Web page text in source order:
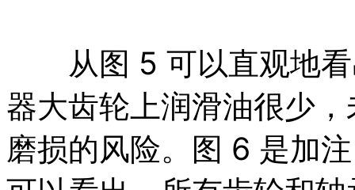
从图 5 可以直观地看
器大齿轮上润滑油很少
磨损的风险。图 6 是加